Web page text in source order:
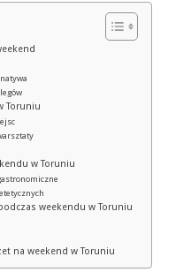
Toruniu
w Toruniu
weekendu w Toruniu
na weekend w Toruniu